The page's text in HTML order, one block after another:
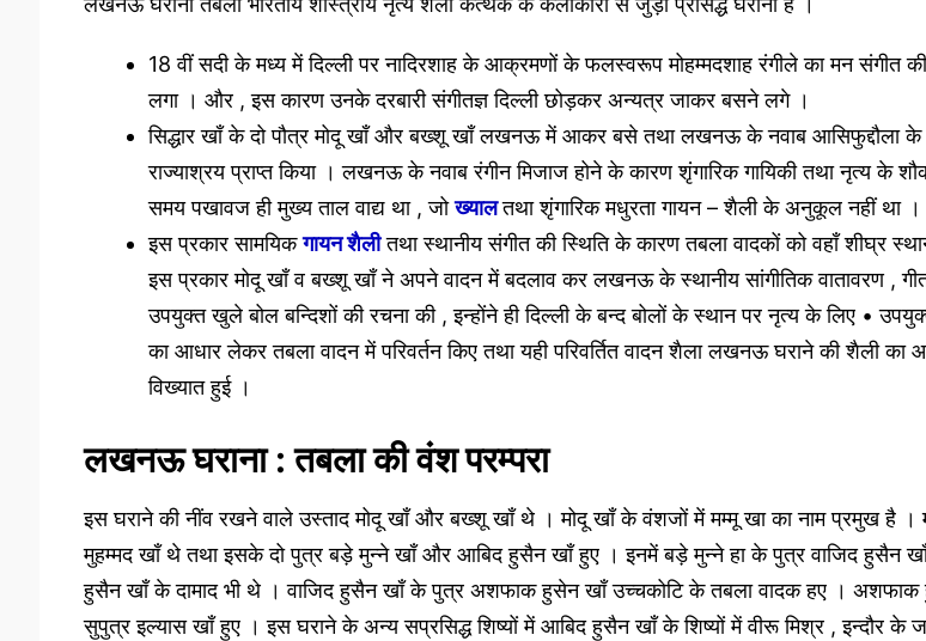
18 वीं सदी के मध्य में दिल्ली पर नादिरशाह के आक्रमणों के फलस्वरूप मोहम्मदशाह रंगीले का मन संगीत
लगा । और , इस कारण उनके दरबारी संगीतज्ञ दिल्ली छोड़कर अन्यत्र जाकर बसने लगे ।
सिद्धार खाँ के दो पौत्र मोदू खाँ और बख्शू खाँ लखनऊ में आकर बसे तथा लखनऊ के नवाब आसिफुद्दौला के
राज्याश्रय प्राप्त किया । लखनऊ के नवाब रंगीन मिजाज होने के कारण शृंगारिक गायिकी तथा नृत्य के
समय पखावज ही मुख्य ताल वाद्य था , जोख्यालतथा शृंगारिक मधुरता गायन – शैली के अनुकूल नहीं था ।
इस प्रकार सामयिकगायन शैलीतथा स्थानीय संगीत की स्थिति के कारण तबला वादकों को वहाँ शीघ्र
इस प्रकार मोदू खाँ व बख्शू खाँ ने अपने वादन में बदलाव कर लखनऊ के स्थानीय सांगीतिक वातावरण ,
उपयुक्त खुले बोल बन्दिशों की रचना की , इन्होंने ही दिल्ली के बन्द बोलों के स्थान पर नृत्य के लिए •
का आधार लेकर तबला वादन में परिवर्तन किए तथा यही परिवर्तित वादन शैला लखनऊ घराने की शैली का
विख्यात हुई ।
लखनऊ घराना : तबला की वंश परम्परा
इस घराने की नींव रखने वाले उस्ताद मोदू खाँ और बख्शू खाँ थे । मोदू खाँ के वंशजों में मम्मू खा का नाम प्रमुख है ।
मुहम्मद खाँ थे तथा इसके दो पुत्र बड़े मुन्ने खाँ और आबिद हुसैन खाँ हुए । इनमें बड़े मुन्ने हा के पुत्र वाजिद हुसैन
हुसैन खाँ के दामाद भी थे । वाजिद हुसैन खाँ के पुत्र अशफाक हुसेन खाँ उच्चकोटि के तबला वादक हए ।
सुपुत्र इल्यास खाँ हुए । इस घराने के अन्य सप्रसिद्ध शिष्यों में आबिद हुसैन खाँ के शिष्यों में वीरू मिश्र , इन्दौर के